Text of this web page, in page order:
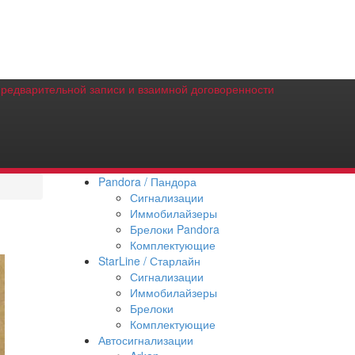
записи и взаимной договоренности
Pandora / Пандора
Сигнализации
Иммобилайзеры
Брелоки Pandora
Комплектующие
StarLine / Старлайн
Сигнализации
Иммобилайзеры
Брелоки
Комплектующие
Автосигнализации